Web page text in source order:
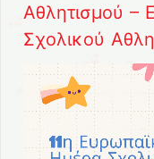
Αθλητισμού –
Σχολικού
Πρόγραμμα
Αναπαραγωγής
Βίντεο